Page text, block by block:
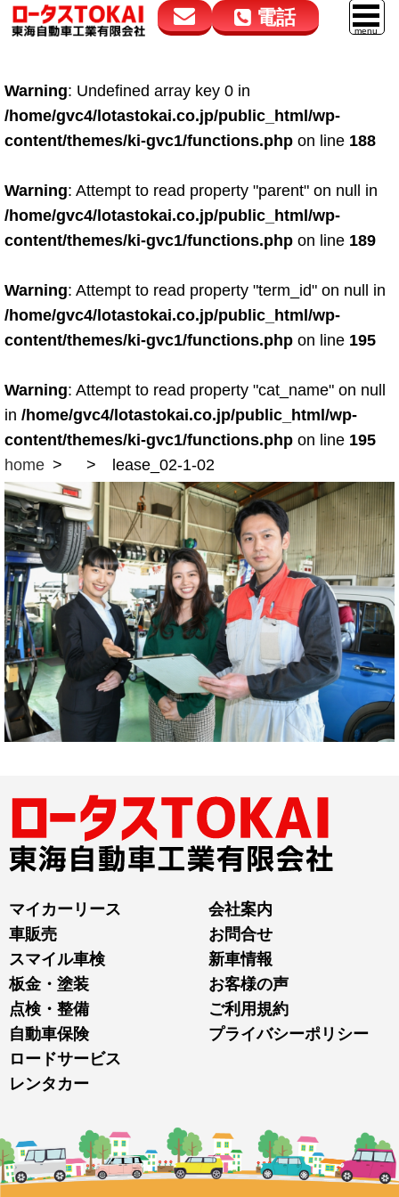
電話
050-5264-4432
9:00～18:00
050-5264-4433
9:00～18:00
車販売
スマイル車検
鈑金・塗装
点検・整備
ロードサービス
レンタカー
Warning: Undefined array key 0 in
/home/gvc4/lotastokai.co.jp/public_html/wp-
content/themes/ki-gvc1/functions.php on line 188
Warning: Attempt to read property "parent" on null in
/home/gvc4/lotastokai.co.jp/public_html/wp-
content/themes/ki-gvc1/functions.php on line 189
Warning: Attempt to read property "term_id" on null in
/home/gvc4/lotastokai.co.jp/public_html/wp-
content/themes/ki-gvc1/functions.php on line 195
Warning: Attempt to read property "cat_name" on null
in /home/gvc4/lotastokai.co.jp/public_html/wp-
content/themes/ki-gvc1/functions.php on line 195
home
lease_02-1-02
マイカーリース
車販売
スマイル車検
板金・塗装
点検・整備
自動車保険
ロードサービス
レンタカー
会社案内
お問合せ
新車情報
お客様の声
ご利用規約
プライバシーポリシー